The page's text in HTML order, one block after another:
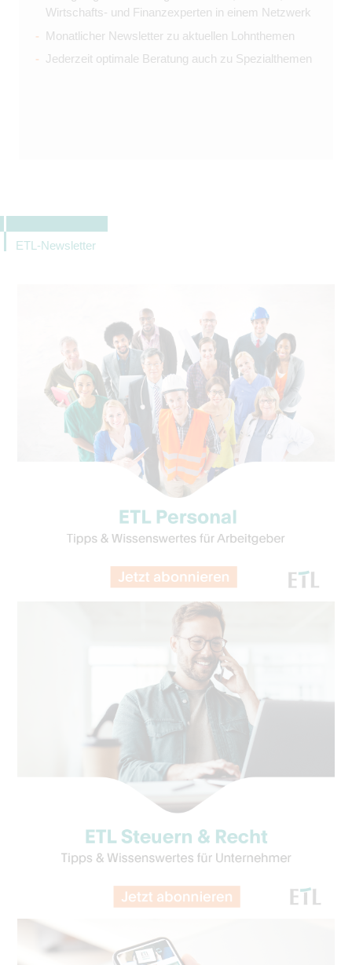
Wirtschafts- und Finanzexperten in einem Netzwerk
Monatlicher Newsletter zu aktuellen Lohnthemen
Jederzeit optimale Beratung auch zu Spezialthemen
ETL-Newsletter